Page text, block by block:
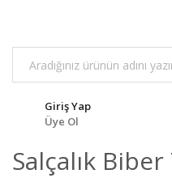
Giriş Yap
Üye Ol
Salçalık